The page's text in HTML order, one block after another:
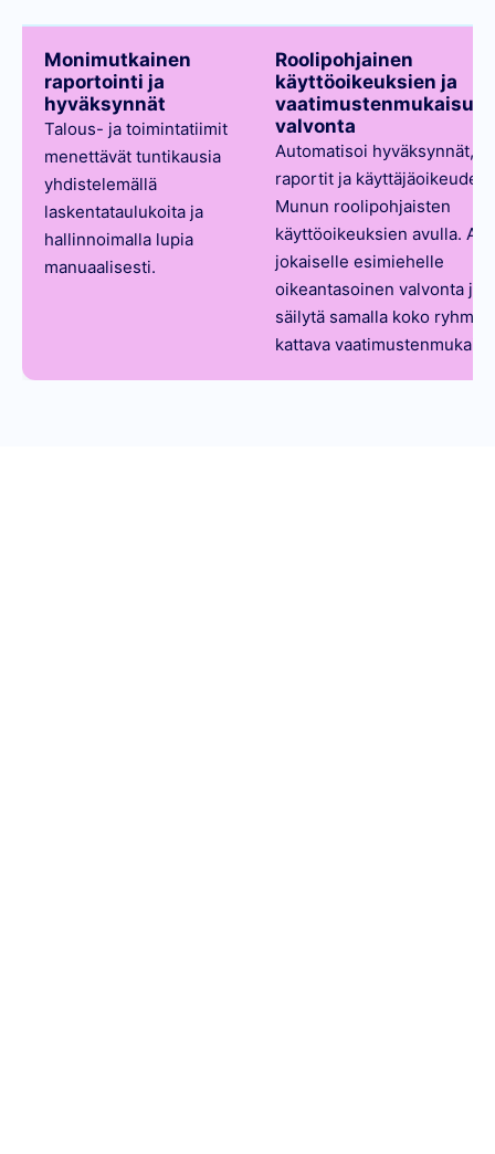
Monimutkainen
raportointi ja
hyväksynnät
Talous- ja toimintatiimit
menettävät tuntikausia
yhdistelemällä
laskentataulukoita ja
hallinnoimalla lupia
manuaalisesti.
Roolipohjainen
käyttöoikeuksien ja
valvonta
Automatisoi hyväksynnät,
raportit ja käyttäjäoikeudet
Munun roolipohjaisten
käyttöoikeuksien avulla.
jokaiselle esimiehelle
oikeantasoinen valvonta ja
säilytä samalla koko ryhmän
kattava